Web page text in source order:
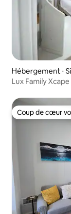
Hébergement ⋅
Lux Family
Coup de cœur
Coup de cœur